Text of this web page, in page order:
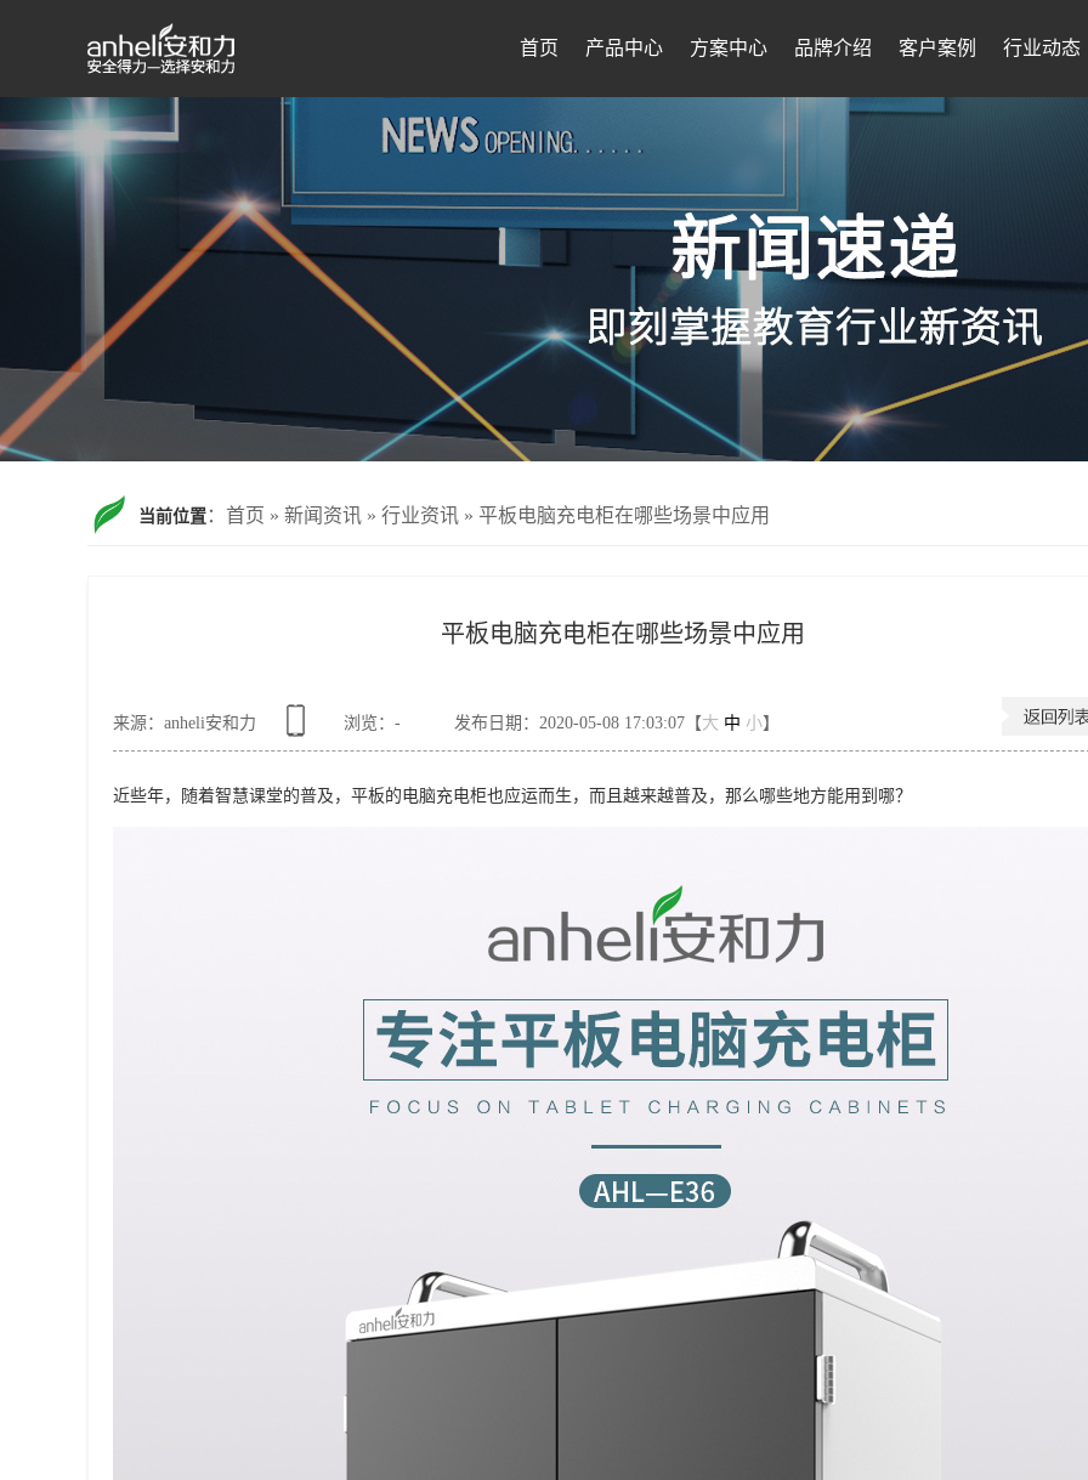
首页 产品中心 方案中心 品牌介绍 客户案例 行业动态
当前位置 ： 首页 » 新闻资讯 » 行业资讯 » 平板电脑充电柜在哪些场景中应用
平板电脑充电柜在哪些场景中应用
来源：anheli安和力 浏览： - 发布日期：2020-05-08 17:03:07【大 中 小】
近些年，随着智慧课堂的普及，平板的电脑充电柜也应运而生，而且越来越普及，那么哪些地方能用到哪？